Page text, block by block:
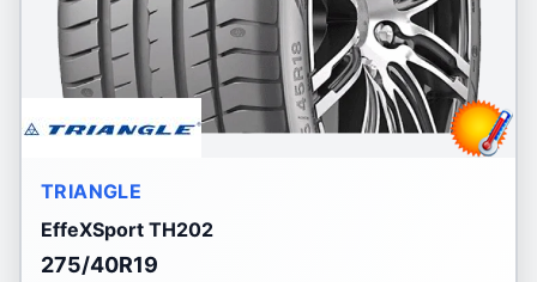
TRIANGLE
EffeXSport TH202
275/40R19